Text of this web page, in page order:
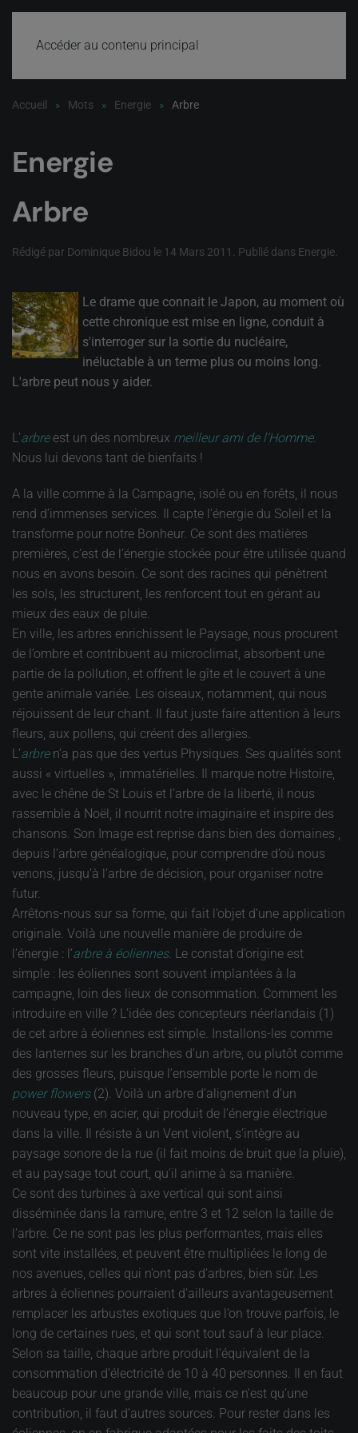
Accéder au contenu principal
Accueil Mots Energie Arbre
Energie
Arbre
Rédigé par Dominique Bidou le 14 Mars 2011 . Publié dans Energie
Le drame que connait le Japon, au moment où
cette chronique est mise en ligne, conduit à
s'interroger sur la sortie du nucléaire,
inéluctable à un terme plus ou moins long.
L'arbre peut nous y aider.
L’arbreest un des nombreux meilleur ami de l’Homme.
Nous lui devons tant de bienfaits !
A la ville comme à la Campagne, isolé ou en forêts, il nous
rend d’immenses services. Il capte l’énergie du Soleil et la
transforme pour notre Bonheur. Ce sont des matières
premières, c’est de l’énergie stockée pour être utilisée quand
nous en avons besoin. Ce sont des racines qui pénètrent
les sols, les structurent, les renforcent tout en gérant au
mieux des eaux de pluie.
En ville, les arbres enrichissent le Paysage, nous procurent
de l’ombre et contribuent au microclimat, absorbent une
partie de la pollution, et offrent le gîte et le couvert à une
gente animale variée. Les oiseaux, notamment, qui nous
réjouissent de leur chant. Il faut juste faire attention à leurs
fleurs, aux pollens, qui créent des allergies.
L’arbren’a pas que des vertus Physiques. Ses qualités sont
aussi « virtuelles », immatérielles. Il marque notre Histoire,
avec le chêne de St Louis et l’arbre de la liberté, il nous
rassemble à Noël, il nourrit notre imaginaire et inspire des
chansons. Son Image est reprise dans bien des domaines ,
depuis l’arbre généalogique, pour comprendre d’où nous
venons, jusqu’à l’arbre de décision, pour organiser notre
futur.
Arrêtons-nous sur sa forme, qui fait l’objet d’une application
originale. Voilà une nouvelle manière de produire de
l’énergie : l’arbre à éoliennes. Le constat d’origine est
simple : les éoliennes sont souvent implantées à la
campagne, loin des lieux de consommation. Comment les
introduire en ville ? L’idée des concepteurs néerlandais (1)
de cet arbre à éoliennes est simple. Installons-les comme
des lanternes sur les branches d’un arbre, ou plutôt comme
des grosses fleurs, puisque l’ensemble porte le nom de
power flowers(2). Voilà un arbre d’alignement d’un
nouveau type, en acier, qui produit de l’énergie électrique
dans la ville. Il résiste à un Vent violent, s’intègre au
paysage sonore de la rue (il fait moins de bruit que la pluie),
et au paysage tout court, qu’il anime à sa manière.
Ce sont des turbines à axe vertical qui sont ainsi
disséminée dans la ramure, entre 3 et 12 selon la taille de
l’arbre. Ce ne sont pas les plus performantes, mais elles
sont vite installées, et peuvent être multipliées le long de
nos avenues, celles qui n’ont pas d’arbres, bien sûr. Les
arbres à éoliennes pourraient d’ailleurs avantageusement
remplacer les arbustes exotiques que l’on trouve parfois, le
long de certaines rues, et qui sont tout sauf à leur place.
Selon sa taille, chaque arbre produit l’équivalent de la
consommation d’électricité de 10 à 40 personnes. Il en faut
beaucoup pour une grande ville, mais ce n’est qu’une
contribution, il faut d’autres sources. Pour rester dans les